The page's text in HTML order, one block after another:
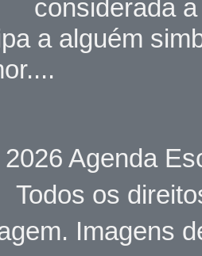
considerada
a alguém
Agenda
Todos os
Imagens